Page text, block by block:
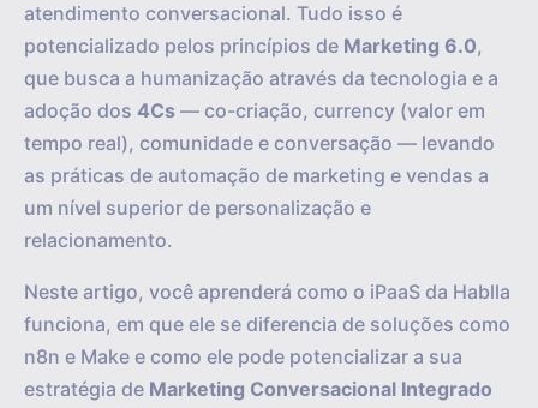
atendimento conversacional. Tudo isso é
potencializado pelos princípios de Marketing 6.0,
que busca a humanização através da tecnologia e a
adoção dos 4Cs — co-criação, currency (valor em
tempo real), comunidade e conversação — levando
as práticas de automação de marketing e vendas a
um nível superior de personalização e
relacionamento.
Neste artigo, você aprenderá como o iPaaS da Hablla
funciona, em que ele se diferencia de soluções como
n8n e Make e como ele pode potencializar a sua
estratégia de Marketing Conversacional Integrado